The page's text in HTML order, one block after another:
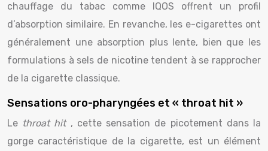
chauffage du tabac comme IQOS offrent un profil
d’absorption similaire. En revanche, les e-cigarettes ont
généralement une absorption plus lente, bien que les
formulations à sels de nicotine tendent à se rapprocher
de la cigarette classique.
Sensations oro-pharyngées et « throat hit »
Le throat hit , cette sensation de picotement dans la
gorge caractéristique de la cigarette, est un élément